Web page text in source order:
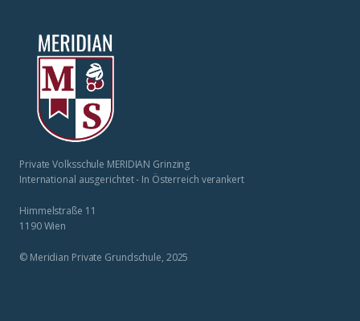
Private Volksschule MERIDIAN Grinzing
International ausgerichtet - In Österreich verankert
Himmelstraße 11
1190 Wien
© Meridian Private Grundschule, 2025